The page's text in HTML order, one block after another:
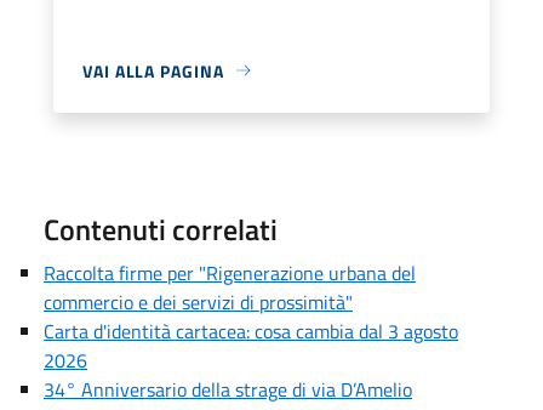
VAI ALLA PAGINA
Contenuti correlati
Raccolta firme per "Rigenerazione urbana del
commercio e dei servizi di prossimità"
Carta d'identità cartacea: cosa cambia dal 3 agosto
2026
34° Anniversario della strage di via D’Amelio